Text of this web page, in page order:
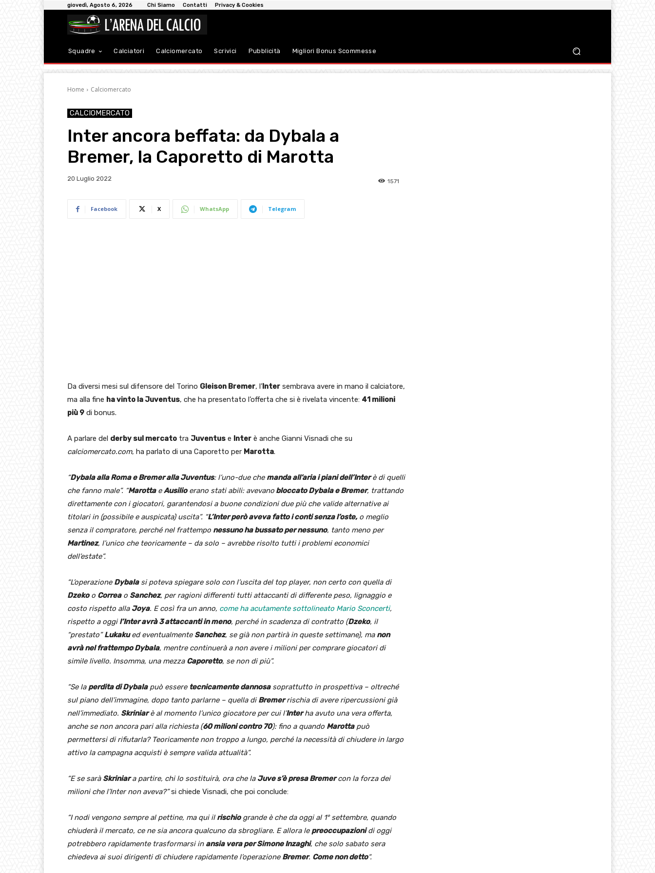
giovedì, Agosto 6, 2026 Chi Siamo Contatti Privacy & Cookies
Squadre Calciatori Calciomercato Scrivici Pubblicità Migliori Bonus Scommesse
Home Calciomercato
CALCIOMERCATO
Inter ancora beffata: da Dybala a
Bremer, la Caporetto di Marotta
20 Luglio 2022 1571
Facebook X WhatsApp Telegram
Da diversi mesi sul difensore del Torino Gleison Bremer, l’Inter sembrava avere in mano il calciatore,
ma alla fine ha vinto la Juventus, che ha presentato l’offerta che si è rivelata vincente: 41 milioni
più 9 di bonus.
A parlare del derby sul mercato tra Juventus e Inter è anche Gianni Visnadi che su
calciomercato.com, ha parlato di una Caporetto per Marotta.
“Dybala alla Roma e Bremer alla Juventus: l’uno-due che manda all’aria i piani dell’Interè di quelli
che fanno male”. “MarottaeAusilioerano stati abili: avevano bloccato Dybala e Bremer, trattando
direttamente con i giocatori, garantendosi a buone condizioni due più che valide alternative ai
titolari in (possibile e auspicata) uscita”. “L’Inter però aveva fatto i conti senza l’oste,o meglio
senza il compratore, perché nel frattempo nessuno ha bussato per nessuno, tanto meno per
Martinez, l’unico che teoricamente – da solo – avrebbe risolto tutti i problemi economici
dell’estate”.
“L’operazione Dybalasi poteva spiegare solo con l’uscita del top player, non certo con quella di
Dzekoo Correao Sanchez, per ragioni differenti tutti attaccanti di differente peso, lignaggio e
costo rispetto alla Joya. E così fra un anno, come ha acutamente sottolineato Mario Sconcerti,
rispetto a oggil’Inter avrà 3 attaccanti in meno, perché in scadenza di contratto (Dzeko, il
“prestato”Lukakued eventualmente Sanchez, se già non partirà in queste settimane), ma non
avrà nel frattempo Dybala, mentre continuerà a non avere i milioni per comprare giocatori di
simile livello. Insomma, una mezza Caporetto, se non di più”.
“Se la perdita di Dybalapuò essere tecnicamente dannosasoprattutto in prospettiva – oltreché
sul piano dell’immagine, dopo tanto parlarne – quella diBremerrischia di avere ripercussioni già
nell’immediato. Skriniarè al momento l’unico giocatore per cui l’Interha avuto una vera offerta,
anche se non ancora pari alla richiesta (60 milioni contro 70): fino a quando Marottapuò
permettersi di rifiutarla? Teoricamente non troppo a lungo, perché la necessità di chiudere in largo
attivo la campagna acquisti è sempre valida attualità”.
“E se sarà Skriniara partire, chi lo sostituirà, ora che la Juve s’è presa Bremercon la forza dei
milioni che l’Inter non aveva?”si chiede Visnadi, che poi conclude:
“I nodi vengono sempre al pettine, ma qui il rischiogrande è che da oggi al 1° settembre, quando
chiuderà il mercato, ce ne sia ancora qualcuno da sbrogliare. E allora le preoccupazionidi oggi
potrebbero rapidamente trasformarsi in ansia vera per Simone Inzaghi, che solo sabato sera
chiedeva ai suoi dirigenti di chiudere rapidamente l’operazione Bremer. Come non detto“.